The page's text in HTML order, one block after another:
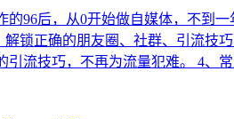
的96后，从0开始做自媒体，不到
锁正确的朋友圈、社群、引流技
流技巧，不再为流量犯难。 4、